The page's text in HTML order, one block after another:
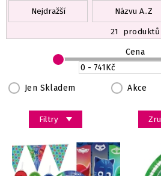
Nejdražší Názvu A..Z
21
produktů
Filtry
Jen Skladem Akce
Cena